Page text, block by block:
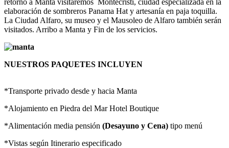
elaboración de sombreros Panama Hat y artesanía en paja toquilla.
La Ciudad Alfaro, su museo y el Mausoleo de Alfaro también serán
visitados. Arribo a Manta y Fin de los servicios.
NUESTROS PAQUETES INCLUYEN
*Transporte privado desde y hacia Manta
*Alojamiento en Piedra del Mar Hotel Boutique
*Alimentación media pensión (Desayuno y Cena) tipo menú
*Vistas según Itinerario especificado